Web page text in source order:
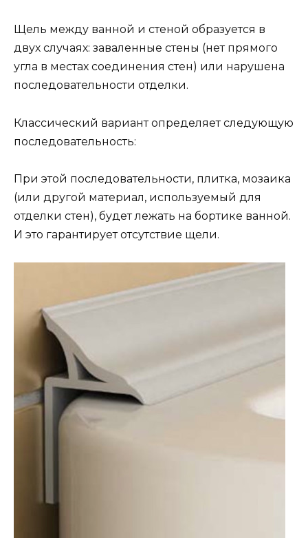
Щель между ванной и стеной образуется в
двух случаях: заваленные стены (нет прямого
угла в местах соединения стен) или нарушена
последовательности отделки.
Классический вариант определяет следующую
последовательность:
При этой последовательности, плитка, мозаика
(или другой материал, используемый для
отделки стен), будет лежать на бортике ванной.
И это гарантирует отсутствие щели.